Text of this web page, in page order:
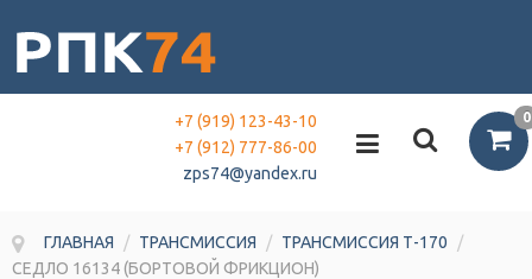
0
+7 (919) 123-43-10
+7 (912) 777-86-00
zps74@yandex.ru
ГЛАВНАЯ / ТРАНСМИССИЯ / ТРАНСМИССИЯ Т-170
/
СЕДЛО 16134 (БОРТОВОЙ ФРИКЦИОН)